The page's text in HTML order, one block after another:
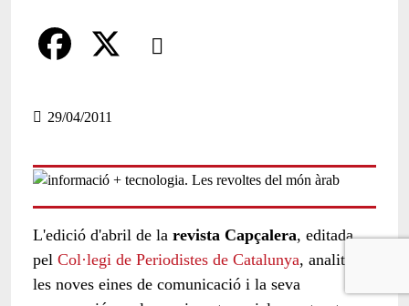
Comparteix
a
e
b
o
o
29/04/2011
L'edició d'abril de la revista Capçalera, editada
pel Col·legi de Periodistes de Catalunya, analitza
les noves eines de comunicació i la seva